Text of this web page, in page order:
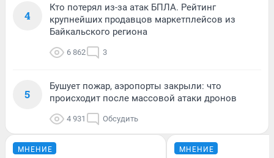
4
Кто потерял из-за атак БПЛА. Рейтинг
крупнейших продавцов маркетплейсов из
Байкальского региона
6 862 3
5
Бушует пожар, аэропорты закрыли: что
происходит после массовой атаки дронов
4 931 Обсудить
МНЕНИЕ МНЕНИЕ